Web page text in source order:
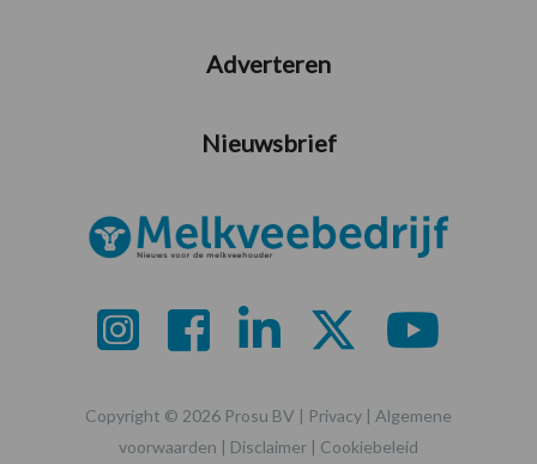
Adverteren
Nieuwsbrief
Copyright © 2026 Prosu BV | Privacy | Algemene
voorwaarden | Disclaimer | Cookiebeleid